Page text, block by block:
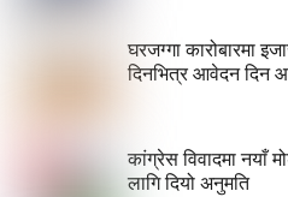
घरजग्गा कारोबारमा
दिनभित्र आवेदन दिन
कांग्रेस विवादमा नयाँ
लागि दियो अनुमति